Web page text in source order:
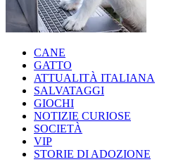
CANE
GATTO
ATTUALITÀ ITALIANA
SALVATAGGI
GIOCHI
NOTIZIE CURIOSE
SOCIETÀ
VIP
STORIE DI ADOZIONE